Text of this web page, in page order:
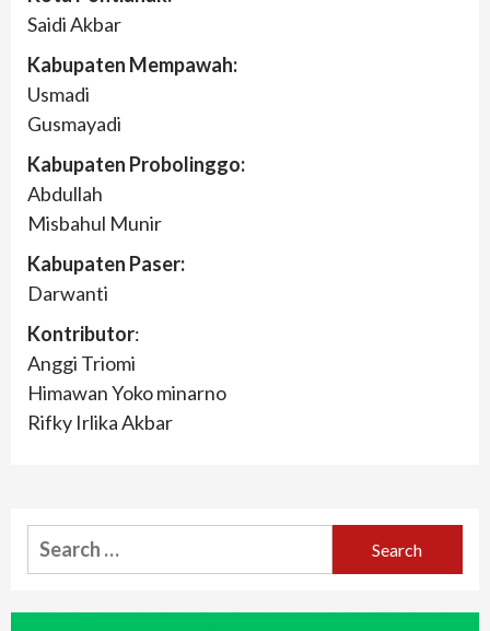
Saidi Akbar
Kabupaten Mempawah:
Usmadi
Gusmayadi
Kabupaten Probolinggo:
Abdullah
Misbahul Munir
Kabupaten Paser:
Darwanti
Kontributor:
Anggi Triomi
Himawan Yoko minarno
Rifky Irlika Akbar